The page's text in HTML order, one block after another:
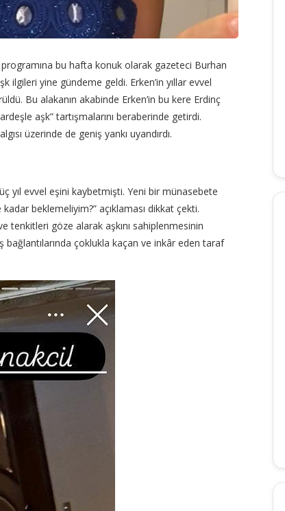
bu hafta konuk olarak gazeteci Burhan
ilgileri yine gündeme geldi. Erken’in yıllar evvel
Bu alakanın akabinde Erken’in bu kere Erdinç
aşk” tartışmalarını beraberinde getirdi.
üzerinde de geniş yankı uyandırdı.
yıl evvel eşini kaybetmişti. Yeni bir münasebete
beklemeliyim?” açıklaması dikkat çekti.
tenkitleri göze alarak aşkını sahiplenmesinin
bağlantılarında çoklukla kaçan ve inkâr eden taraf